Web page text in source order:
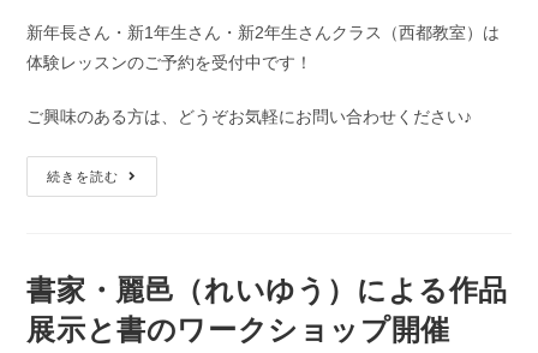
新年長さん・新1年生さん・新2年生さんクラス（西都教室）は
体験レッスンのご予約を受付中です！
ご興味のある方は、どうぞお気軽にお問い合わせください♪
続きを読む
書家・麗邑（れいゆう）による作品
展示と書のワークショップ開催